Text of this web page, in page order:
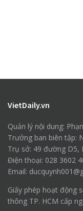
VietDaily.vn
Quản lý nội dung:
Trưởng ban biên tập:
Trụ sở: 49 đường D5,
Điện thoại: 028 3602
Email:
Giấy phép hoạt động
thông TP. HCM cấp